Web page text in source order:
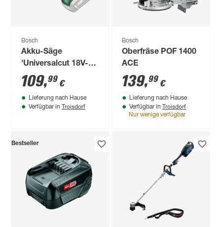
Bosch
Akku-Säge
'Universalcut 18V-
65' NanoBlade 18 V,
ohne Akku
109,99 €
Lieferung nach Hause
Verfügbar in Troisdorf
Bosch
Oberfräse POF 1400
ACE
139,99 €
Lieferung nach Hause
Verfügbar in Troisdorf
Nur wenige verfügbar
Bestseller